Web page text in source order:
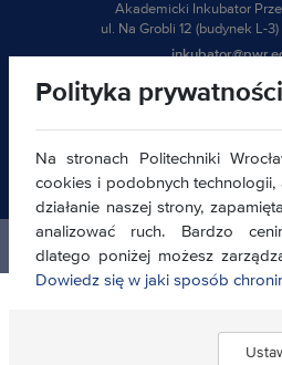
Akademicki Inkubator
ul. Na Grobli 12 (budynek L-
Klauzula
Deklaracja
Znajdź nas:
Politechnika
Polityka prywatności
Na stronach Politechniki
cookies i podobnych
działanie naszej strony,
analizować ruch. Bardzo
dlatego poniżej możesz
Dowiedz się w jaki sposób